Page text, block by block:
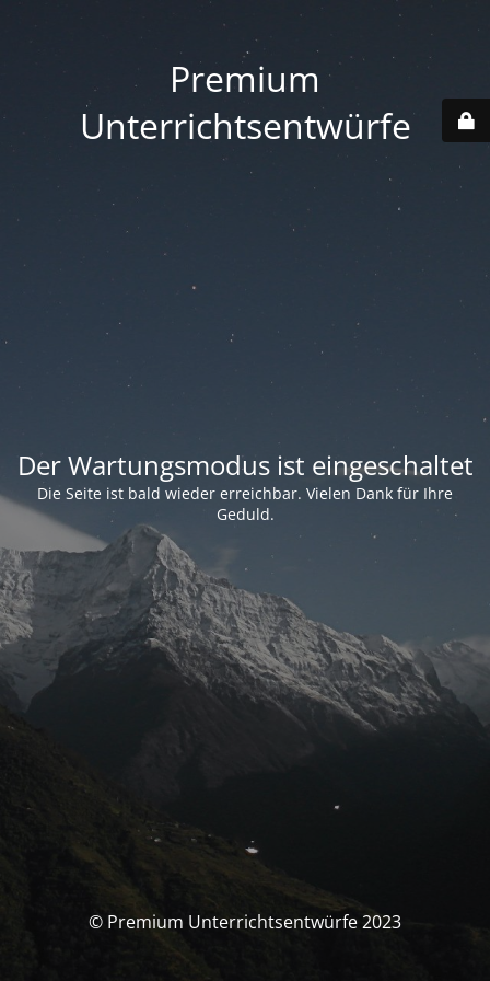
Premium
Unterrichtsentwürfe
Der Wartungsmodus ist eingeschaltet
Die Seite ist bald wieder erreichbar. Vielen Dank für Ihre
Geduld.
© Premium Unterrichtsentwürfe 2023